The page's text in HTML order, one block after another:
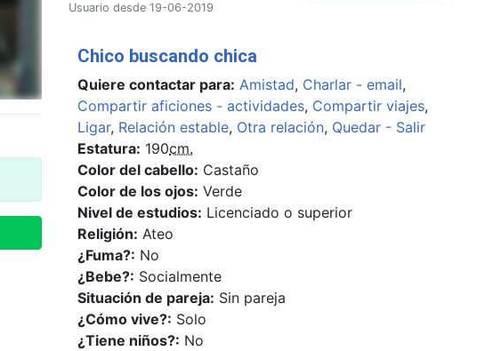
Usuario desde 19-06-2019
Chico buscando chica
Quiere contactar para: Amistad, Charlar - email,
Compartir aficiones - actividades, Compartir viajes,
Ligar, Relación estable, Otra relación, Quedar - Salir
Estatura: 190cm.
Color del cabello: Castaño
Color de los ojos: Verde
Nivel de estudios: Licenciado o superior
Religión: Ateo
¿Fuma?: No
¿Bebe?: Socialmente
Situación de pareja: Sin pareja
¿Cómo vive?: Solo
¿Tiene niños?: No